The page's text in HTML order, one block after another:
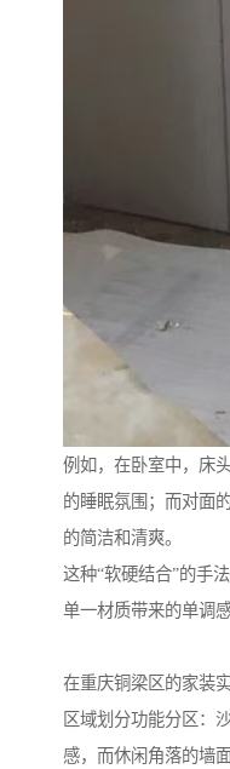
例如，在卧室中，床
的睡眠氛围；而对面
的简洁和清爽。
这种“软硬结合”的手
单一材质带来的单调感
在重庆铜梁区的家装
区域划分功能分区：
感，而休闲角落的墙